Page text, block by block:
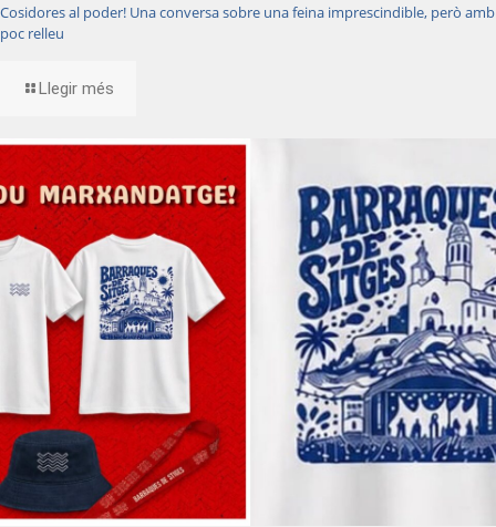
Cosidores al poder! Una conversa sobre una feina imprescindible, però amb
poc relleu
Llegir més